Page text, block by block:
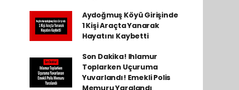
Aydoğmuş Köyü Girişinde
1 Kişi Araçta Yanarak
Hayatını Kaybetti
Son Dakika! Ihlamur
Toplarken Uçuruma
Yuvarlandı! Emekli Polis
Memuru Yaralandı